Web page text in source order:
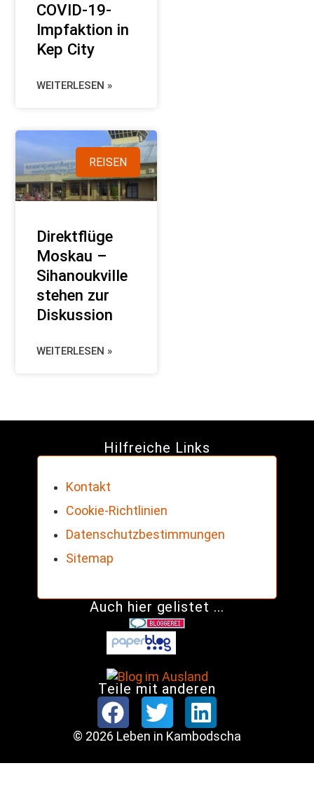
COVID-19-
Impfaktion in
Kep City
WEITERLESEN »
REISEN
Direktflüge
Moskau –
Sihanoukville
stehen zur
Diskussion
WEITERLESEN »
Hilfreiche Links
Kontakt
Cookie-Richtlinien
Datenschutzbestimmungen
Sitemap
Auch hier gelistet ...
Teile mit anderen
© 2026 Leben in Kambodscha